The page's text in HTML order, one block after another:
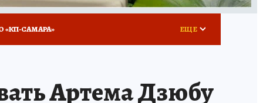
«КП-САМАРА»
ДЕНЬ ПОБЕДЫ В САМАРЕ 2025
ЕЩЕ
Артема Дзюбу